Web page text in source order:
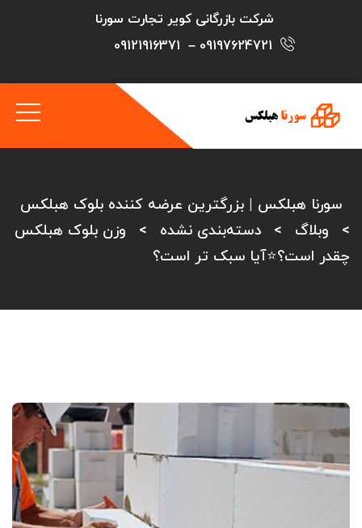
شرکت بازرگانی کویر تجارت سورنا
09197624721
–
09121916371
سورنا هبلکس | بزرگترین عرضه کننده بلوک هبلکس
>
وبلاگ > دسته‌بندی نشده >
وزن بلوک هبلکس
چقدر است؟⭐آیا سبک تر است؟